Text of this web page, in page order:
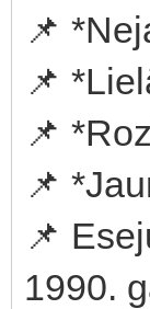
📌
📌
📌
📌
📌
1990.